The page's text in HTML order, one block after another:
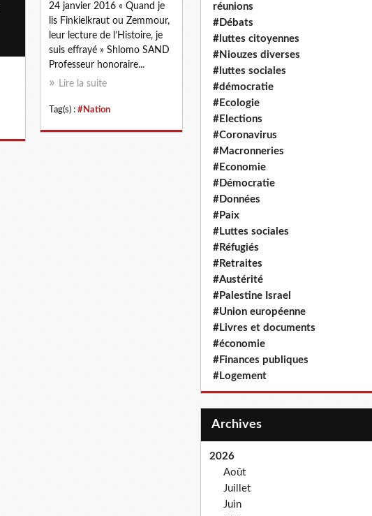
24 janvier 2016 « Quand je
lis Finkielkraut ou Zemmour,
leur lecture de l’Histoire, je
suis effrayé » Shlomo SAND
Professeur honoraire...
Lire la suite
Tag(s) : #Nation
réunions
#Débats
#luttes citoyennes
#Niouzes diverses
#luttes sociales
#démocratie
#Ecologie
#Elections
#Coronavirus
#Macronneries
#Economie
#Démocratie
#Données
#Paix
#Luttes sociales
#Réfugiés
#Retraites
#Austérité
#Palestine Israel
#Union européenne
#Livres et documents
#économie
#Finances publiques
#Logement
Archives
2026
Août
Juillet
Juin